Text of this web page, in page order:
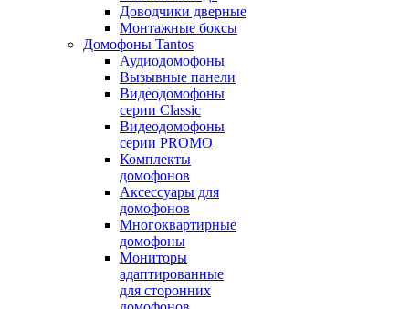
Доводчики дверные
Монтажные боксы
Домофоны Tantos
Аудиодомофоны
Вызывные панели
Видеодомофоны
серии Classic
Видеодомофоны
серии PROMO
Комплекты
домофонов
Аксессуары для
домофонов
Многоквартирные
домофоны
Мониторы
адаптированные
для сторонних